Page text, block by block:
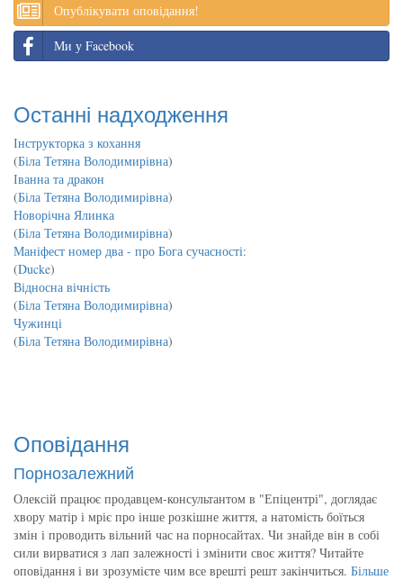
Опублікувати оповідання!
Ми у Facebook
Останні надходження
Інструкторка з кохання
(Біла Тетяна Володимирівна)
Іванна та дракон
(Біла Тетяна Володимирівна)
Новорічна Ялинка
(Біла Тетяна Володимирівна)
Маніфест номер два - про Бога сучасності:
(Ducke)
Відносна вічність
(Біла Тетяна Володимирівна)
Чужинці
(Біла Тетяна Володимирівна)
Оповідання
Порнозалежний
Олексій працює продавцем-консультантом в "Епіцентрі", доглядає
хвору матір і мріє про інше розкішне життя, а натомість боїться
змін і проводить вільний час на порносайтах. Чи знайде він в собі
сили вирватися з лап залежності і змінити своє життя? Читайте
оповідання і ви зрозумієте чим все врешті решт закінчиться. Більше